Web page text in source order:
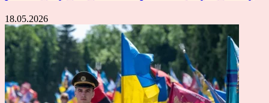
18.05.2026